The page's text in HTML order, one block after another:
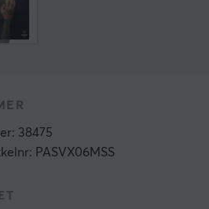
38475
PASVX06MSS